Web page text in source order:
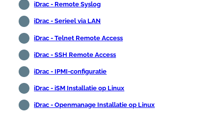
iDrac - Remote Syslog
iDrac - Serieel via LAN
iDrac - Telnet Remote Access
iDrac - SSH Remote Access
iDrac - IPMI-configuratie
iDrac - iSM Installatie op Linux
iDrac - Openmanage Installatie op Linux